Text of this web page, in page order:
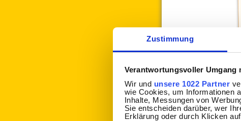
Zustimmung
Verantwortungsvoller Umgang
Wir und unsere 1022 Partner
wie Cookies, um Informationen
Inhalte, Messungen von
Sie entscheiden darüber, wer
Erklärung oder durch Klicken